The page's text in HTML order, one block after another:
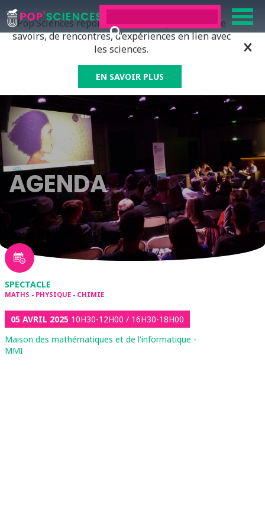
Pop’Sciences répond à tous ceux qui ont soif de
savoirs, de rencontres, d’expériences en lien avec
les sciences.
EN SAVOIR PLUS
AGENDA
SPECTACLE
MATHS - PHYSIQUE - CHIMIE
05 AVRIL 2025 10H30-12H00 / 16H30-18H00
Maison des mathématiques et de l'informatique -
MMI